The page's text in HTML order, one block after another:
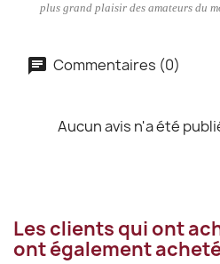
plus grand plaisir des amateurs du
Commentaires (0)
Aucun avis n'a été
Les clients qui ont
ont également